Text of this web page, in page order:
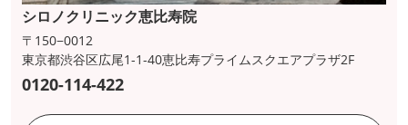
シロノクリニック恵比寿院
〒150−0012
東京都渋谷区広尾1-1-40恵比寿プライムスクエアプラザ2F
0120-114-422